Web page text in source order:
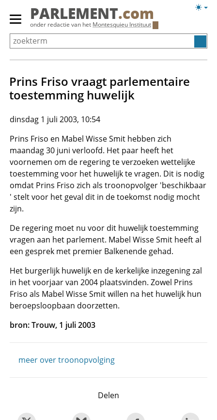
Overslaan
Primair
menu
tonen/verbergen
PARLEMENT.com
onder redactie van het Montesquieu Instituut
Prins Friso vraagt parlementaire
toestemming huwelijk
dinsdag 1 juli 2003, 10:54
Prins Friso en Mabel Wisse Smit hebben zich
maandag 30 juni verloofd. Het paar heeft het
voornemen om de regering te verzoeken wettelijke
toestemming voor het huwelijk te vragen. Dit is nodig
omdat Prins Friso zich als troonopvolger 'beschikbaar
' stelt voor het geval dit in de toekomst nodig mocht
zijn.
De regering moet nu voor dit huwelijk toestemming
vragen aan het parlement. Mabel Wisse Smit heeft al
een gesprek met premier Balkenende gehad.
Het burgerlijk huwelijk en de kerkelijke inzegening zal
in het voorjaar van 2004 plaatsvinden. Zowel Prins
Friso als Mabel Wisse Smit willen na het huwelijk hun
beroepsloopbaan doorzetten.
bron: Trouw, 1 juli 2003
meer over troonopvolging
Delen